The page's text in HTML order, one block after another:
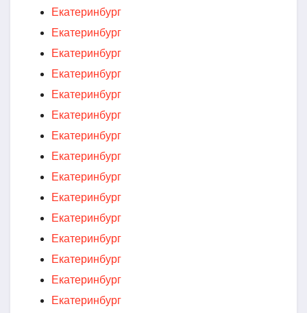
Екатеринбург
Екатеринбург
Екатеринбург
Екатеринбург
Екатеринбург
Екатеринбург
Екатеринбург
Екатеринбург
Екатеринбург
Екатеринбург
Екатеринбург
Екатеринбург
Екатеринбург
Екатеринбург
Екатеринбург